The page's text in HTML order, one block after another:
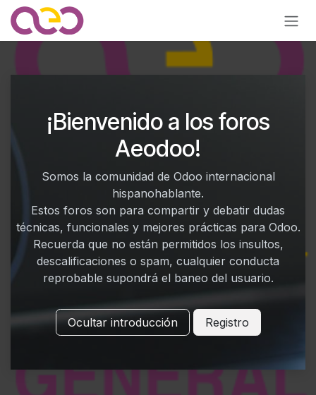
Ir al contenido
¡Bienvenido a los foros
Aeodoo!
Somos la comunidad de Odoo internacional
hispanohablante.
Estos foros son para compartir y debatir dudas
técnicas, funcionales y mejores prácticas para Odoo.
Recuerda que no están permitidos los insultos,
descalificaciones o spam, cualquier conducta
reprobable supondrá el baneo del usuario.
Ocultar introducción Registro